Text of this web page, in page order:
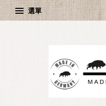
選單